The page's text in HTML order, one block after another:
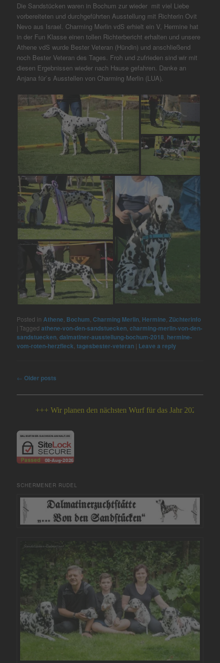
Die Sandstücken waren in Bochum zur wieder mit viel Liebe
vorbereiteten und durchgeführten Ausstellung mit Richterin Ovit
Nevo aus Israel. Charming Merlin vdS erhielt ein V, Hermine hat
in der Fun Klasse einen tollen Richterbericht erhalten und unsere
Athene vdS wurde Bester Veteran (Hündin) und anschließend
noch Bester Veteran des Tages. Froh und zufrieden sind wir mit
diesen Ergebnissen wieder nach Hause gefahren. Danke an
Anjana für`s Ausstellen von Charming Merlin (LUA).
Posted in Athene Bochum ,Charming Merlin Hermine ,Züchterinfo
|Tagged athene-von-den-sandstuecken ,charming-merlin-von-den-
sandstuecken ,dalmatiner-ausstellung-bochum-2018 hermine-
vom-roten-herzfleck ,tagesbester-veteran | Leave a reply
Post
← Older posts
+++ Wir planen den nächsten Wurf für das Jahr 2026 +++
SCHERMENER RUDEL